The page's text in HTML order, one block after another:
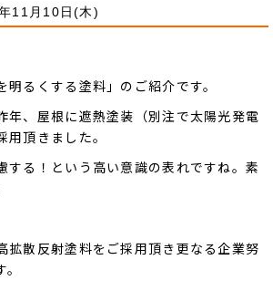
11月10日(木)
るくする塗料」のご紹介です。
年、屋根に遮熱塗装（別注で太陽光発電
頂きました。
する！という高い意識の表れですね。素
拡散反射塗料をご採用頂き更なる企業努